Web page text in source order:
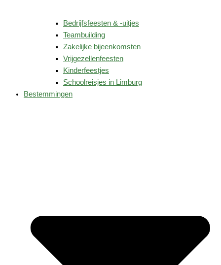
Bedrijfsfeesten & -uitjes
Teambuilding
Zakelijke bijeenkomsten
Vrijgezellenfeesten
Kinderfeestjes
Schoolreisjes in Limburg
Bestemmingen